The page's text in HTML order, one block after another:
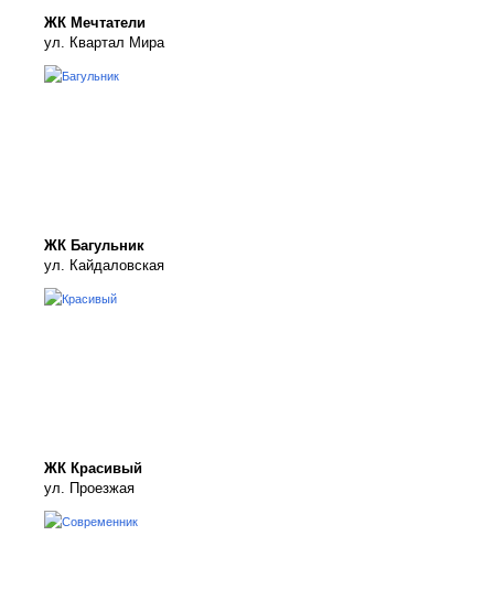
ЖК Мечтатели
ул. Квартал Мира
ЖК Багульник
ул. Кайдаловская
ЖК Красивый
ул. Проезжая